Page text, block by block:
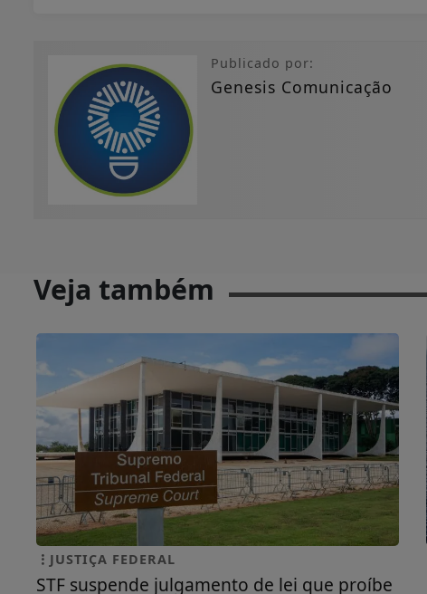
Publicado por:
Genesis Comunicação
Veja também
JUSTIÇA FEDERAL
STF suspende julgamento de lei que proíbe